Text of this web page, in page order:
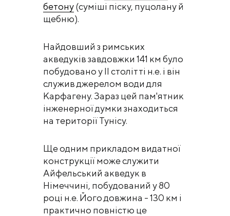
бетону(суміші піску, пуцолану й
щебню).
Найдовший з римських
акведуків завдовжки 141 км було
побудовано у II столітті н.е. і він
служив джерелом води для
Карфагену. Зараз цей пам'ятник
інженерної думки знаходиться
на території Тунісу.
Ще одним прикладом видатної
конструкції може служити
Айфельський акведук в
Німеччині, побудований у 80
році н.е. Його довжина - 130 км і
практично повністю це